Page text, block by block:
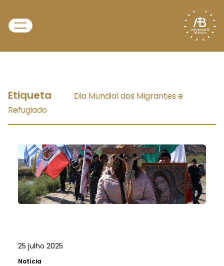
Etiqueta
Dia Mundial dos Migrantes e
Refugiado
25 julho 2025
Notícia